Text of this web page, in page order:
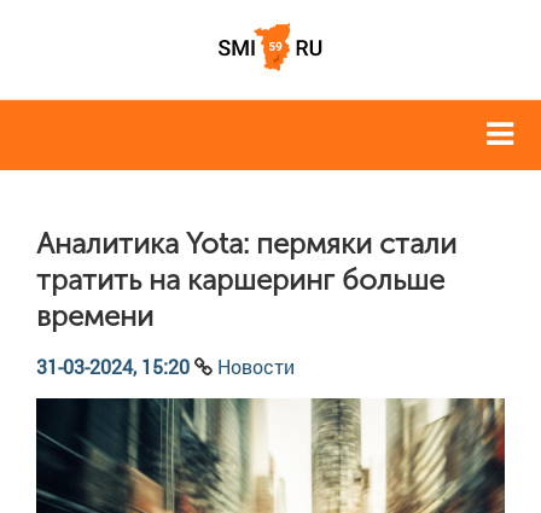
Аналитика Yota: пермяки стали
тратить на каршеринг больше
времени
31-03-2024, 15:20 Новости